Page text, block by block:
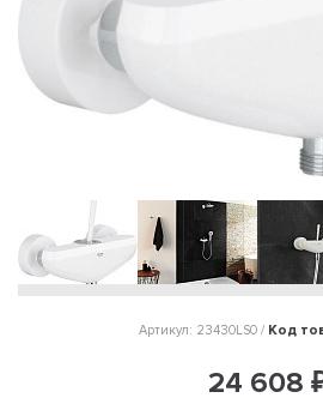
Артикул: 23430LS0 / Код
24 608